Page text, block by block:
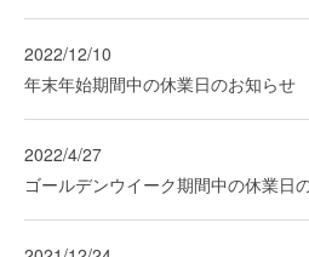
2022/12/10
年末年始期間中の休業日のお知らせ
2022/4/27
ゴールデンウイーク期間中の休業日